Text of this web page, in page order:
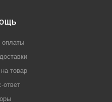
оплаты
на товар
ответ